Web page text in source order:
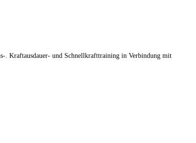
. Kraftausdauer- und Schnellkrafttraining in Verbindung mit